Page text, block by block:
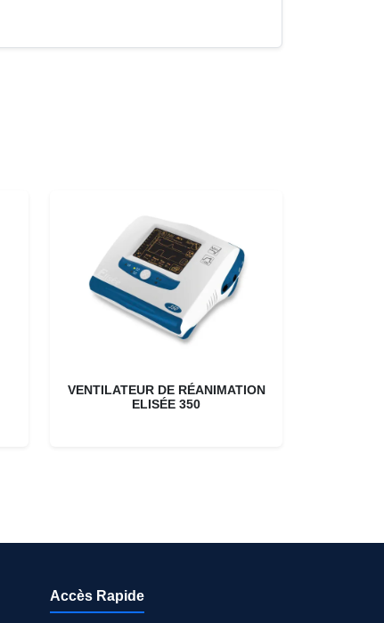
VENTILATEUR DE RÉANIMATION
ELISÉE 350
Accès Rapide